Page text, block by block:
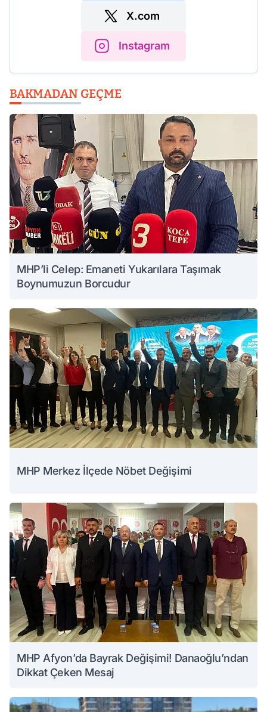
X.com
Instagram
BAKMADAN GEÇME
MHP’li Celep: Emaneti Yukarılara Taşımak
Boynumuzun Borcudur
MHP Merkez İlçede Nöbet Değişimi
MHP Afyon’da Bayrak Değişimi! Danaoğlu’ndan
Dikkat Çeken Mesaj